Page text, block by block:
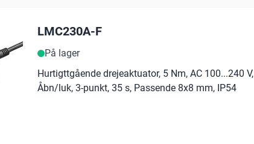
LMC230A-F
På lager
Hurtigttgående drejeaktuator, 5 Nm, AC 100...240 V,
Åbn/luk, 3-punkt, 35 s, Passende 8x8 mm, IP54